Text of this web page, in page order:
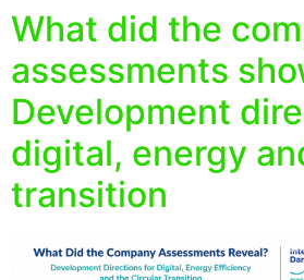
What did the
assessments
Development
digital, energy
transition